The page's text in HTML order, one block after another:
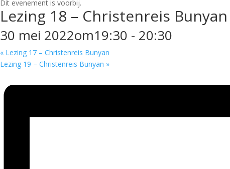
Dit evenement is voorbij.
Lezing 18 – Christenreis Bunyan
30 mei 2022om19:30 - 20:30
« Lezing 17 – Christenreis Bunyan
Lezing 19 – Christenreis Bunyan »